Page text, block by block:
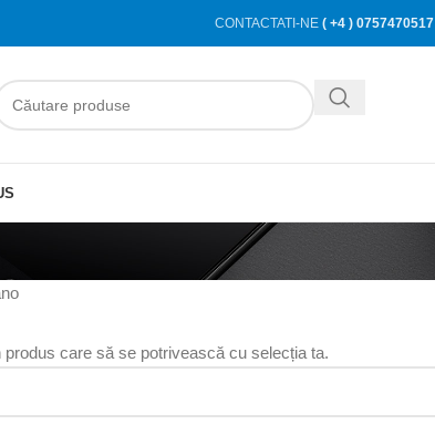
CONTACTATI-NE ( +4 ) 0757470517
produs care să se potrivească cu selecția ta.